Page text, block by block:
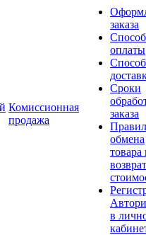
Комиссионная
продажа
заказа
оплаты
Сроки
заказа
обмена
товара
в